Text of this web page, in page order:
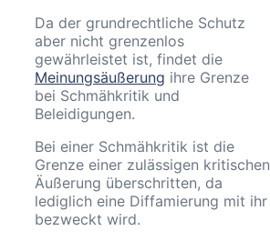
Da der grundrechtliche Schutz
aber nicht grenzenlos
gewährleistet ist, findet die
Meinungsäußerung ihre Grenze
bei Schmähkritik und
Beleidigungen.
Bei einer Schmähkritik ist die
Grenze einer zulässigen kritischen
Äußerung überschritten, da
lediglich eine Diffamierung mit ihr
bezweckt wird.